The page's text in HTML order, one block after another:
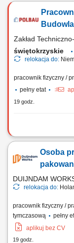
ilościowe, weryfikacja
podwykonawcami i
Zakład
świętokrzyskie
relokacja do:
pracownik fizyczny /
pełny etat
19 godz.
Zadania Montaż oraz
żelbetowych na
powierzonych robót
Osoba
DUIJNDAM
relokacja do:
pracownik fizyczny /
tymczasową
pełny
aplikuj bez CV
19 godz.